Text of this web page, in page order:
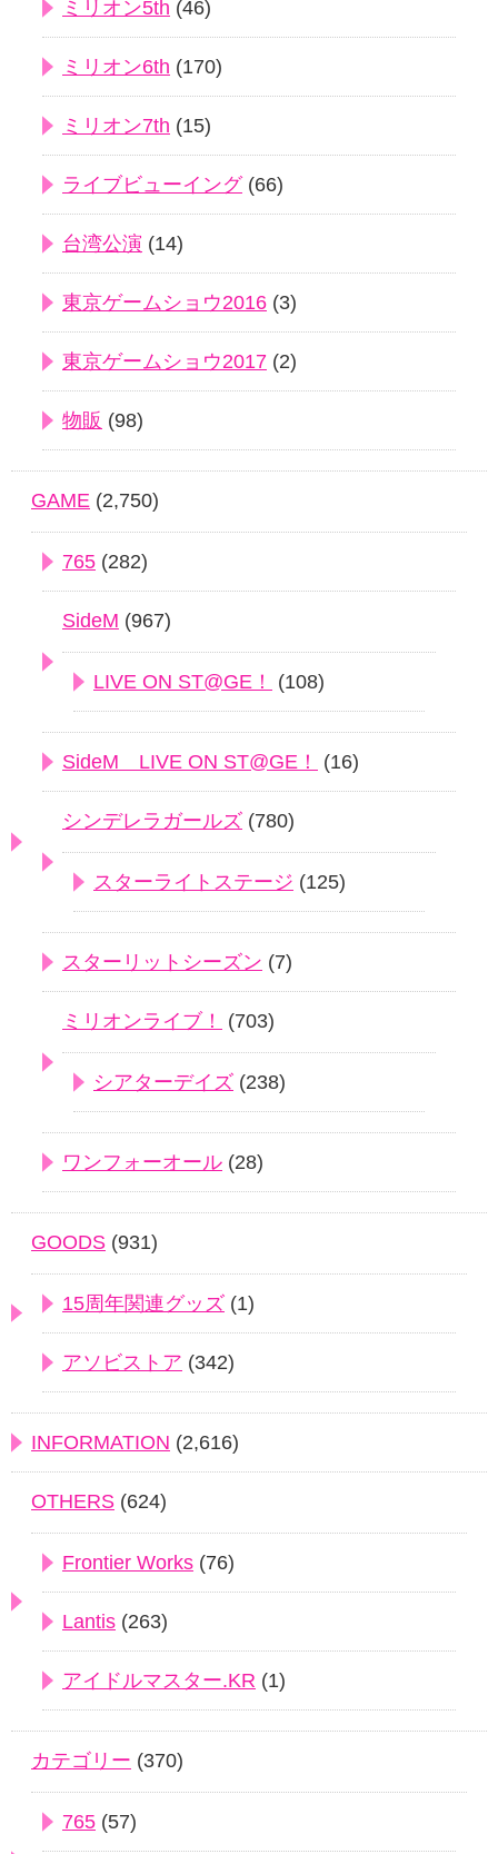
ミリオン5th (46)
ミリオン6th (170)
ミリオン7th (15)
ライブビューイング(66)
台湾公演 (14)
東京ゲームショウ2016 (3)
東京ゲームショウ2017 (2)
物販 (98)
GAME (2,750)
765 (282)
SideM (967)
LIVE ON ST@GE！ (108)
SideM LIVE ON ST@GE！ (16)
シンデレラガールズ (780)
スターライトステージ (125)
スターリットシーズン (7)
ミリオンライブ！ (703)
シアターデイズ (238)
ワンフォーオール (28)
GOODS (931)
15周年関連グッズ (1)
アソビストア (342)
INFORMATION (2,616)
OTHERS (624)
Frontier Works (76)
Lantis (263)
アイドルマスター.KR (1)
カテゴリー (370)
765 (57)